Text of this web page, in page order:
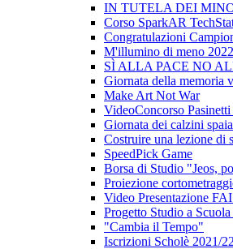
IN TUTELA DEI
Corso SparkAR
Congratulazioni
M'illumino di meno 2022
SÌ ALLA PACE NO
Giornata della memoria
Make Art Not War
VideoConcorso
Giornata dei calzini
Costruire una lezione di
SpeedPick Game
Borsa di Studio "Jeos,
Proiezione
Video Presentazione
Progetto Studio a
"Cambia il Tempo"
Iscrizioni Scholè 2021/22